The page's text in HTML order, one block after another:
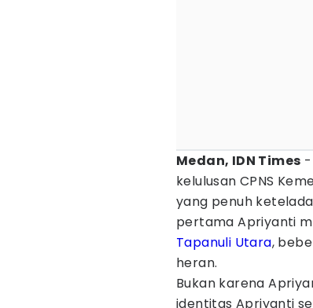
Medan, IDN Times -
kelulusan CPNS
yang penuh
pertama Apriyanti
Tapanuli Utara,
heran.
Bukan karena
identitas Apriyanti